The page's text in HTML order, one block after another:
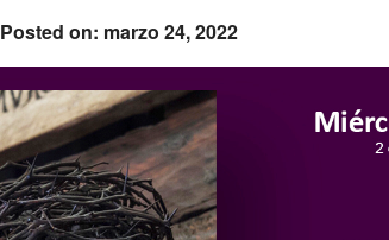
Posted on: marzo 24, 2022